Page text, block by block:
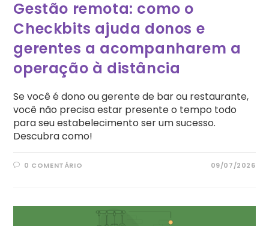
Gestão remota: como o
Checkbits ajuda donos e
gerentes a acompanharem a
operação à distância
Se você é dono ou gerente de bar ou restaurante,
você não precisa estar presente o tempo todo
para seu estabelecimento ser um sucesso.
Descubra como!
0 COMENTÁRIO 09/07/2026